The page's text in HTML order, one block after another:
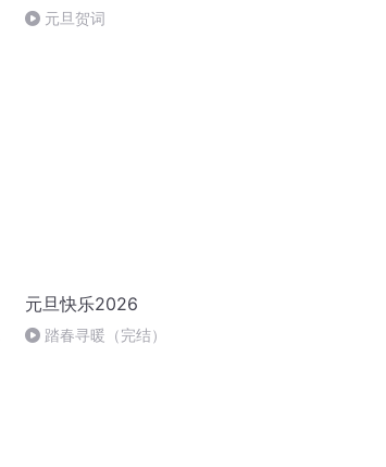
元旦贺词
元旦快乐2026
踏春寻暖（完结）